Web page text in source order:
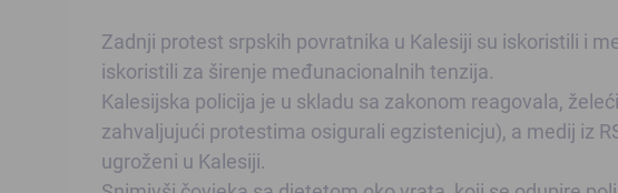
Zadnji protest srpskih povratnika u Kalesiji su iskoristili i
iskoristili za širenje međunacionalnih tenzija.
Kalesijska policija je u skladu sa zakonom reagovala,
zahvaljujući protestima osigurali egzistenicju), a medij iz
ugroženi u Kalesiji.